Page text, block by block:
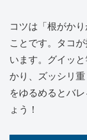
コツは「根がか
ことです。タコ
います。グイッ
かり、ズッシリ
をゆるめるとバ
ょう！